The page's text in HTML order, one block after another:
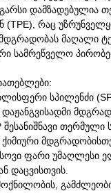
დამზადებულია
(TPE), რაც
მაღალი
სამრეწველო
სპილენძი
თერმული
ფარი უმაღლესი
დაცვისთვის.